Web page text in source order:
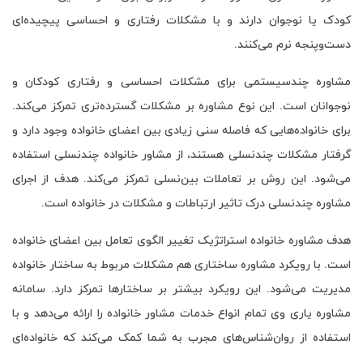
کودک یا نوجوان دارند و با مشکلات رفتاری و احساسی پیچیده‌ای
دست‌وپنجه نرم می‌کنند.
مشاوره چندسیستمی برای مشکلات احساسی و رفتاری کودکان و
نوجوانان است. این نوع مشاوره بر مشکلات گسترده‌تری تمرکز می‌کند.
برای خانواده‌هایی که فاصله سنی زیادی بین اعضای خانواده وجود دارد و
گرفتار مشکلات چندنسلی هستند، از مشاور خانواده چندنسلی استفاده
می‌شود. این روش بر تعاملات بین‌نسلی تمرکز می‌کند. هدف از اجرای
مشاوره چندنسلی درک تاثیر ارتباطات و مشکلات در خانواده است.
هدف مشاوره خانواده استراتژیک تغییر الگوی تعامل بین اعضای خانواده
است. با رویکرد مشاوره ساختاری هم مشکلات مربوط به ساختار خانواده
مدیریت می‌شود. این رویکرد بیشتر بر ساختارها تمرکز دارد. سامانه
مشاوره یاری وی تمام انواع خدمات مشاور خانواده را ارائه می‌دهد و با
استفاده از روان‌شناس‌های مجرب به شما کمک می‌کند که خانواده‌ای